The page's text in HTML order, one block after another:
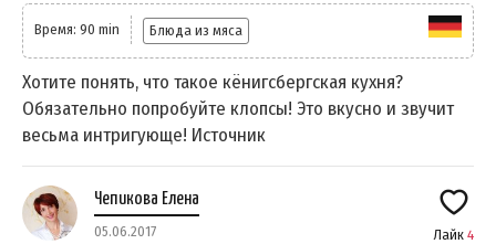
Время: 90 min Блюда из мяса
Хотите понять, что такое кёнигсбергская кухня?
Обязательно попробуйте клопсы! Это вкусно и звучит
весьма интригующе! Источник
Чепикова Елена
05.06.2017 Лайк 4